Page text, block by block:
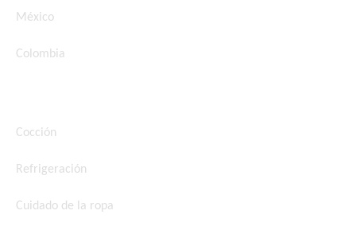
México
Colombia
Cocción
Refrigeración
Cuidado de la ropa